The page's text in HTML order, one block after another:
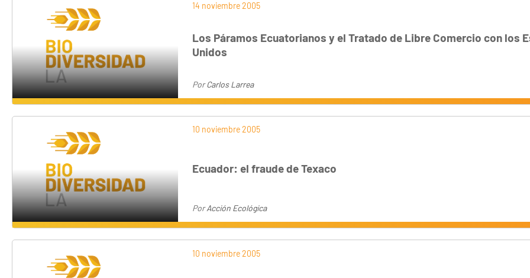
14 noviembre 2005
Los Páramos Ecuatorianos y el Tratado de Libre Comercio con los
Unidos
PorCarlos Larrea
10 noviembre 2005
Ecuador: el fraude de Texaco
PorAcción Ecológica
10 noviembre 2005